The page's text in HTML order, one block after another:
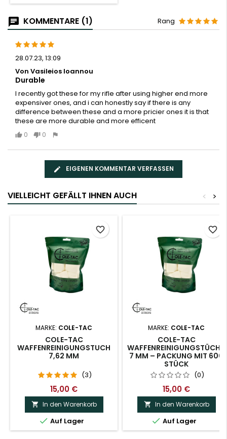
KOMMENTARE (1) Rang
28.07.23, 13:09
Von Vasileios Ioannou
Durable
I recently got these for my rifle after using higher end more
expensiver ones, and i can honestly say if there is any
difference between these and a more pricier ones it is that
these are more durable and more efficent
0
0
EIGENEN KOMMENTAR VERFASSEN
VIELLEICHT GEFÄLLT IHNEN AUCH >
<
MARKE: COLE-TAC
COLE-TAC
WAFFENREINIGUNGSTUCH
7,62 MM
(3)
15,00 €
 In den Warenkorb
 Auf Lager
favorite_border
MARKE: COLE-TAC
COLE-TAC
7 MM – PACKUNG MIT 600
STÜCK
(0)
15,00 €
 In den Warenkorb
 Auf Lager
favorite_border